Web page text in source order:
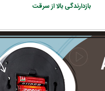
بازدارندگی بالا از سرقت